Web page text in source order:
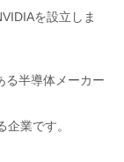
を設立しま
る半導体メーカー
業です。